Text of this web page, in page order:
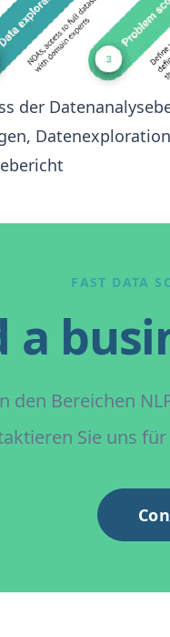
der
FAST DATA
a
den Bereichen
Sie uns